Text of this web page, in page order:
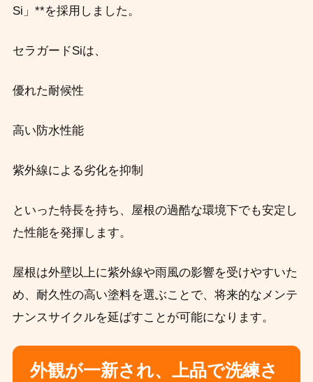
Si」**を採用しました。
セラガードSiは、
優れた耐候性
高い防水性能
紫外線による劣化を抑制
といった特長を持ち、屋根の過酷な環境下でも安定し
た性能を発揮します。
屋根は外壁以上に紫外線や雨風の影響を受けやすいた
め、耐久性の高い塗料を選ぶことで、将来的なメンテ
ナンスサイクルを延ばすことが可能になります。
外観が一新され、上品で洗練さ